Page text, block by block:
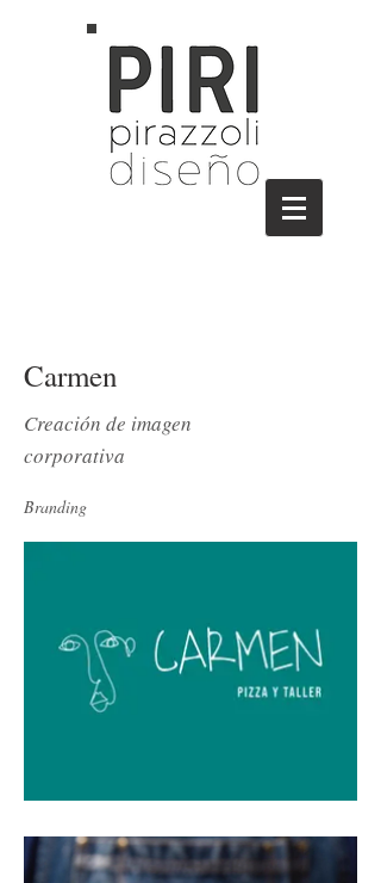
Carmen
Creación de imagen
corporativa
Branding